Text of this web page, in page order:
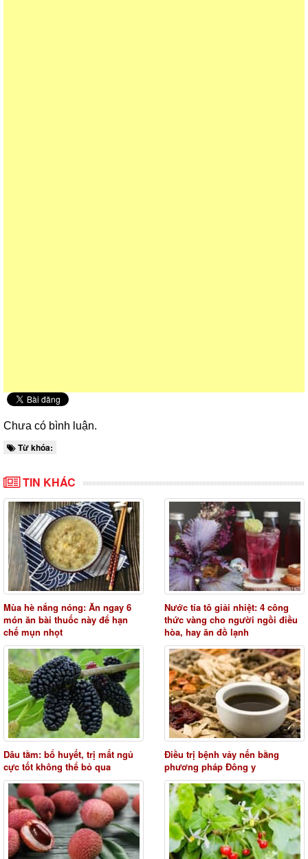
Chưa có bình luận.
Từ khóa:
TIN KHÁC
Mùa hè nắng nóng: Ăn ngay 6
món ăn bài thuốc này để hạn
chế mụn nhọt
Nước tía tô giải nhiệt: 4 công
thức vàng cho người ngồi điều
hòa, hay ăn đồ lạnh
Dâu tằm: bổ huyết, trị mất ngủ
cực tốt không thể bỏ qua
Điều trị bệnh vảy nến bằng
phương pháp Đông y